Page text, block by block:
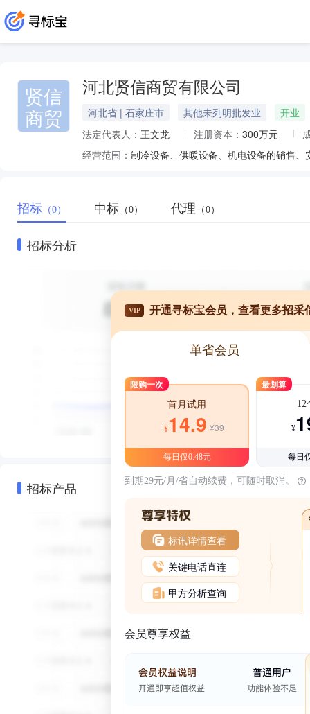
贤信
商贸
河北贤信商贸有限公司
河北省 | 石家庄市 其他未列明批发业
开业
法定代表人： 王文龙 注册资本： 300万元
经营范围：
招标 （0） 中标 （0） 代理 （0）
招标分析
招标产品
VIP 开通寻标宝会员，查看更多招采
单省会员
限购一次
首月试用
¥14.9 ¥39
每日仅0.48元
最划算
12
¥
每日
到期29元/月/省自动续费，可随时取消。
标讯详情查看
关键电话直连
甲方分析查询
会员尊享权益